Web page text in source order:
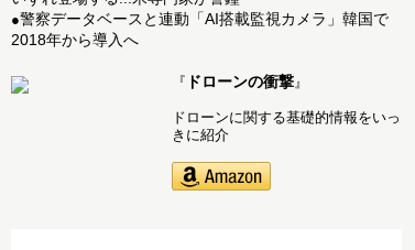
●警察データベースと連動「AI搭載監視カメラ」韓国で
2018年から導入へ
『 ドローンの衝撃 』
ドローンに関する基礎的情報をいっ
きに紹介